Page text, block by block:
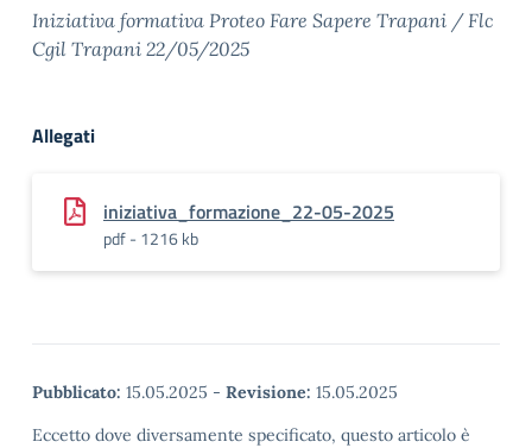
Iniziativa formativa Proteo Fare Sapere Trapani / Flc
Cgil Trapani 22/05/2025
Allegati
iniziativa_formazione_22-05-2025
pdf - 1216 kb
Pubblicato: 15.05.2025 - Revisione: 15.05.2025
Eccetto dove diversamente specificato, questo articolo è